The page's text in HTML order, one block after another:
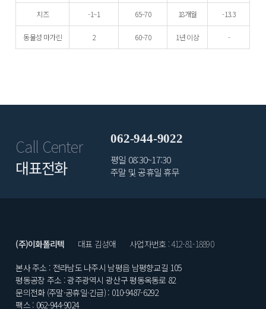
치즈 -1~1 65~70 18개월 -13.3
동물성 마가린 2 60~70 1년 이상 -
Call Center
대표전화
062-944-9022
평일 08:30~17:30
주말 및 공휴일 휴무
(주)이화폴리텍 대표 김성애
사업자번호 : 412-81-18890
본사 주소 : 전라남도 나주시 남평읍 남평향교길 105
평동공장 주소 : 광주광역시 광산구 평동옥동로 82
문의전화 (주말·공휴일·긴급) : 010-9487-6292
팩스 : 062-944-9024